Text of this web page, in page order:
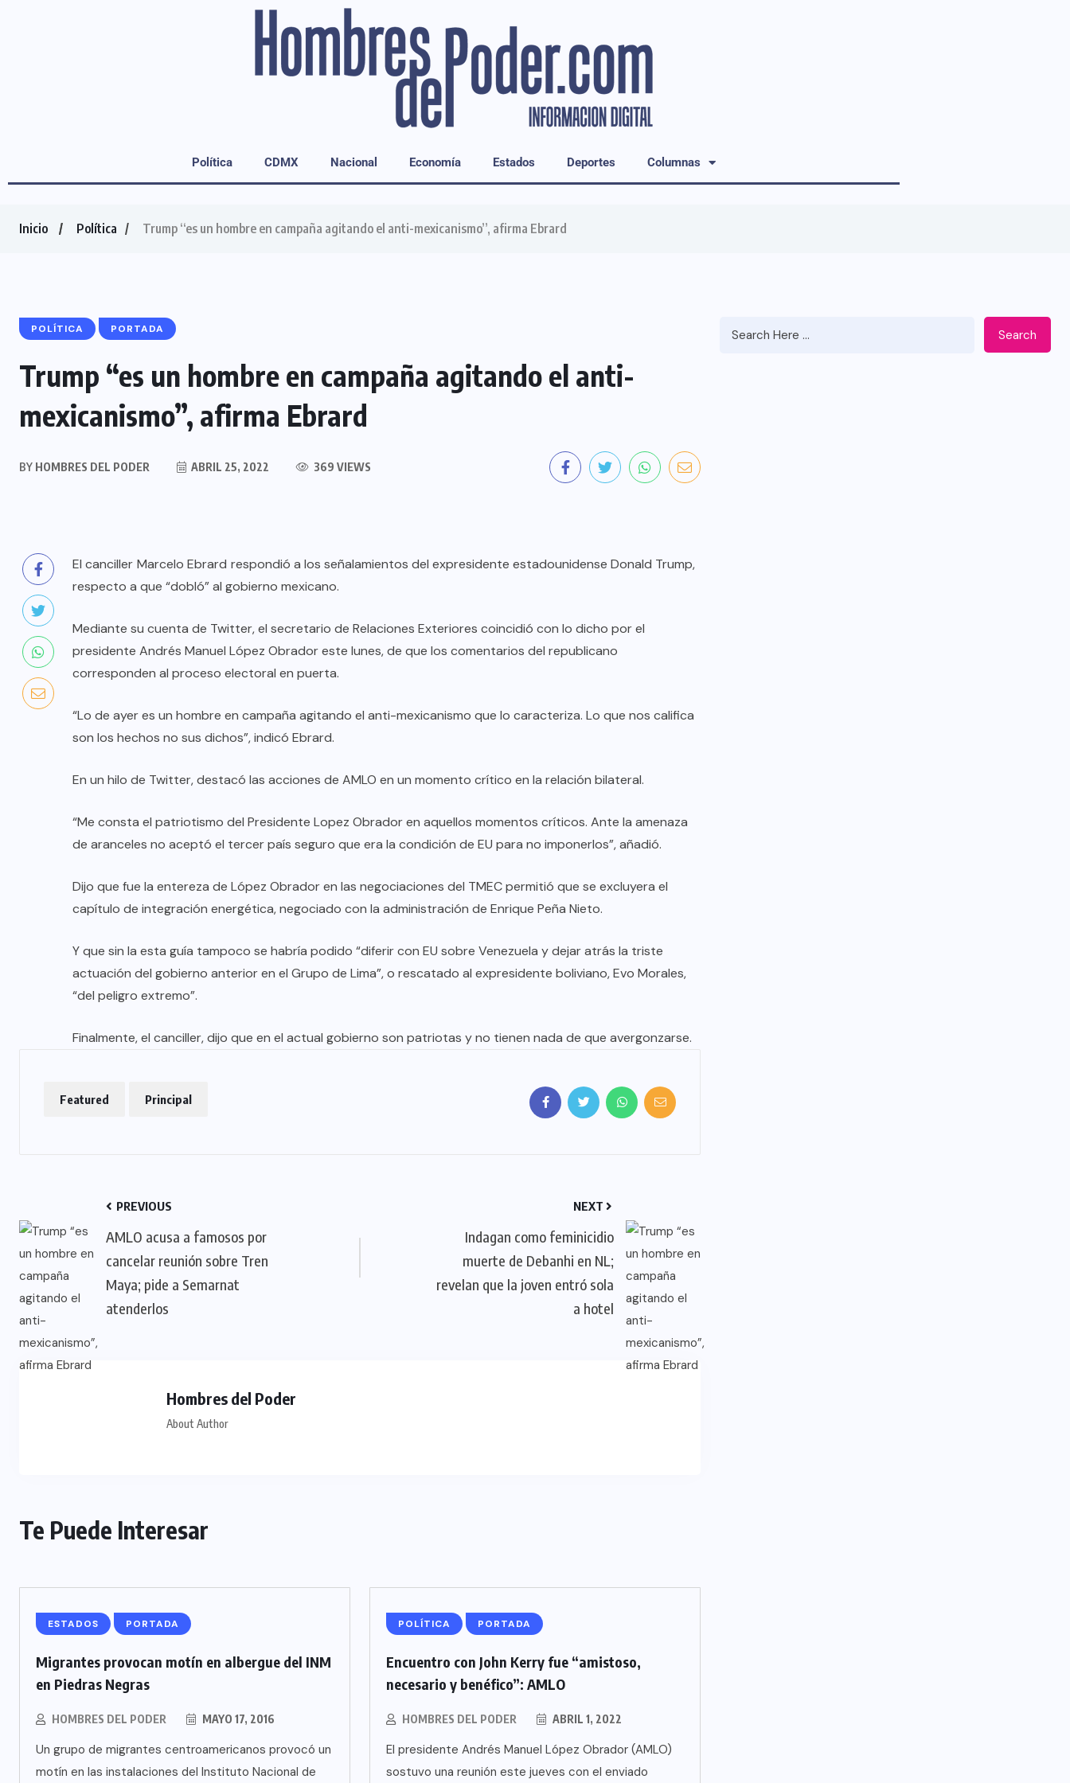
Política CDMX Nacional Economía Estados Deportes Columnas
Inicio Política Trump “es un hombre en campaña agitando el anti-mexicanismo”, afirma Ebrard
POLÍTICA PORTADA
Trump “es un hombre en campaña agitando el anti-
mexicanismo”, afirma Ebrard
BY HOMBRES DEL PODER ABRIL 25, 2022 369 VIEWS
El canciller Marcelo Ebrard respondió a los señalamientos del expresidente estadounidense Donald Trump,
respecto a que “dobló” al gobierno mexicano.
Mediante su cuenta de Twitter, el secretario de Relaciones Exteriores coincidió con lo dicho por el
presidente Andrés Manuel López Obrador este lunes, de que los comentarios del republicano
corresponden al proceso electoral en puerta.
“Lo de ayer es un hombre en campaña agitando el anti-mexicanismo que lo caracteriza. Lo que nos califica
son los hechos no sus dichos”, indicó Ebrard.
En un hilo de Twitter, destacó las acciones de AMLO en un momento crítico en la relación bilateral.
“Me consta el patriotismo del Presidente Lopez Obrador en aquellos momentos críticos. Ante la amenaza
de aranceles no aceptó el tercer país seguro que era la condición de EU para no imponerlos”, añadió.
Dijo que fue la entereza de López Obrador en las negociaciones del TMEC permitió que se excluyera el
capítulo de integración energética, negociado con la administración de Enrique Peña Nieto.
Y que sin la esta guía tampoco se habría podido “diferir con EU sobre Venezuela y dejar atrás la triste
actuación del gobierno anterior en el Grupo de Lima”, o rescatado al expresidente boliviano, Evo Morales,
“del peligro extremo”.
Finalmente, el canciller, dijo que en el actual gobierno son patriotas y no tienen nada de que avergonzarse.
Featured Principal
PREVIOUS
AMLO acusa a famosos por
cancelar reunión sobre Tren
Maya; pide a Semarnat
atenderlos
NEXT
Indagan como feminicidio
muerte de Debanhi en NL;
revelan que la joven entró sola
a hotel
Hombres del Poder
About Author
Te Puede Interesar
ESTADOS PORTADA
Migrantes provocan motín en albergue del INM
en Piedras Negras
HOMBRES DEL PODER MAYO 17, 2016
Un grupo de migrantes centroamericanos provocó un
motín en las instalaciones del Instituto Nacional de
POLÍTICA PORTADA
Encuentro con John Kerry fue “amistoso,
necesario y benéfico”: AMLO
HOMBRES DEL PODER ABRIL 1, 2022
El presidente Andrés Manuel López Obrador (AMLO)
sostuvo una reunión este jueves con el enviado
Search